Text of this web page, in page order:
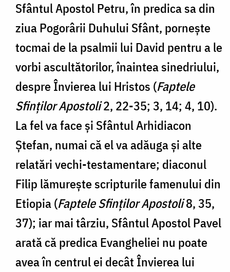
Sfântul Apostol Petru, în predica sa din
ziua Pogorârii Duhului Sfânt, pornește
tocmai de la psalmii lui David pentru a le
vorbi ascultătorilor, înaintea sinedriului,
despre Învierea lui Hristos (Faptele
Sfinților Apostoli2, 22-35; 3, 14; 4, 10).
La fel va face și Sfântul Arhidiacon
Ștefan, numai că el va adăuga și alte
relatări vechi-testamentare; diaconul
Filip lămurește scripturile famenului din
Etiopia (Faptele Sfinților Apostoli8, 35,
37); iar mai târziu, Sfântul Apostol Pavel
arată că predica Evangheliei nu poate
avea în centrul ei decât Învierea lui